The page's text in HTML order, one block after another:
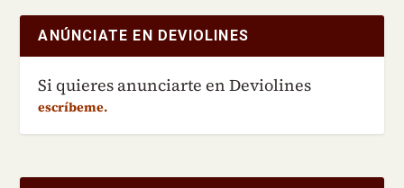
ANÚNCIATE EN DEVIOLINES
Si quieres anunciarte en Deviolines
escríbeme.